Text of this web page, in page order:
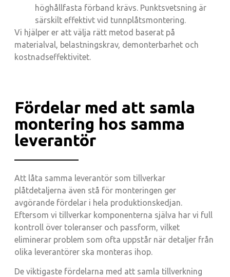
höghållfasta förband krävs. Punktsvetsning är
särskilt effektivt vid tunnplåtsmontering.
Vi hjälper er att välja rätt metod baserat på
materialval, belastningskrav, demonterbarhet och
kostnadseffektivitet.
Fördelar med att samla
montering hos samma
leverantör
Att låta samma leverantör som tillverkar
plåtdetaljerna även stå för monteringen ger
avgörande fördelar i hela produktionskedjan.
Eftersom vi tillverkar komponenterna själva har vi full
kontroll över toleranser och passform, vilket
eliminerar problem som ofta uppstår när detaljer från
olika leverantörer ska monteras ihop.
De viktigaste fördelarna med att samla tillverkning